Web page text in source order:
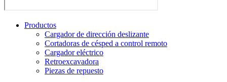
Productos
Cargador de dirección deslizante
Cortadoras de césped a control remoto
Cargador eléctrico
Retroexcavadora
Piezas de repuesto